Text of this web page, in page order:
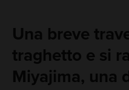
Una breve
traghetto e si
Miyajima, una